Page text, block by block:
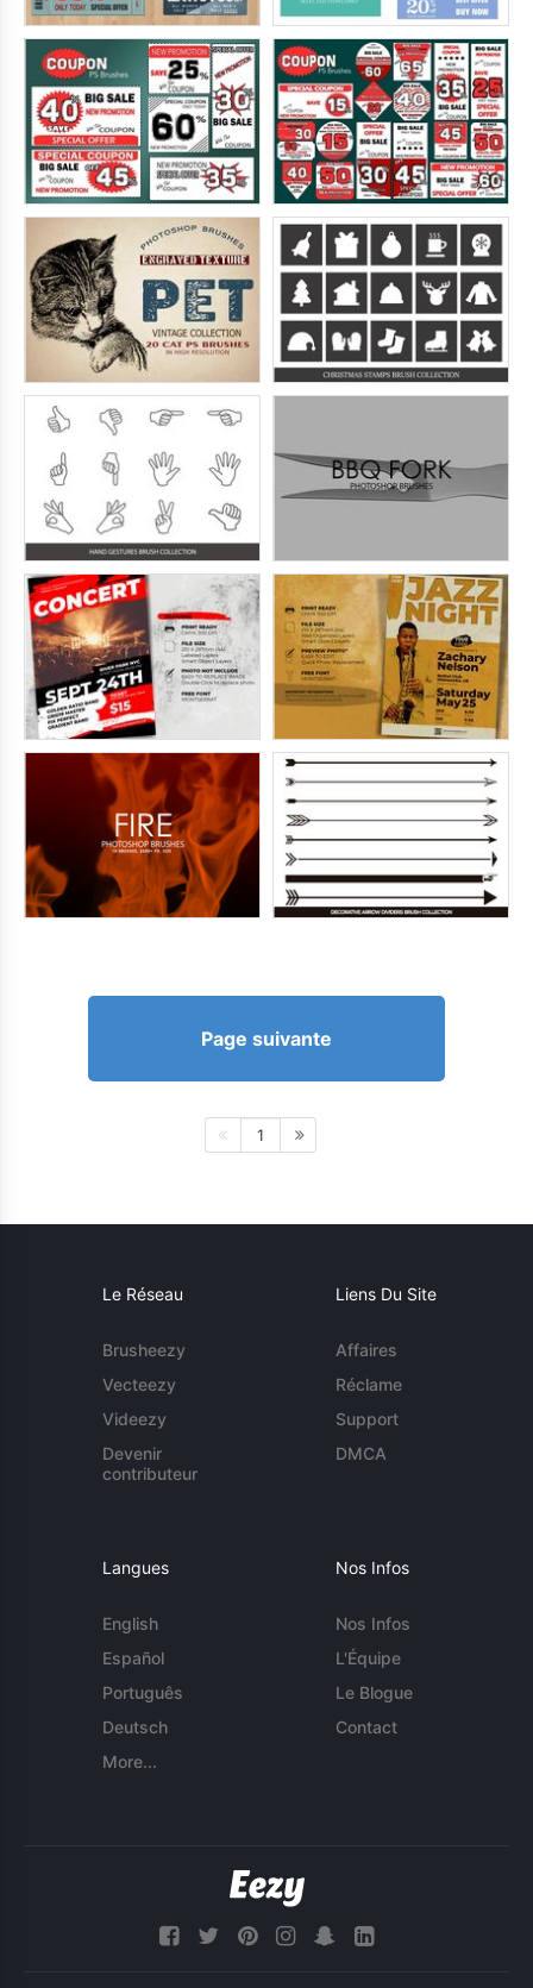
Page suivante
1
Le Réseau
Brusheezy
Vecteezy
Videezy
Devenir
contributeur
Liens Du Site
Affaires
Réclame
Support
DMCA
Langues
English
Español
Português
Deutsch
More...
Nos Infos
Nos Infos
L'Équipe
Le Blogue
Contact